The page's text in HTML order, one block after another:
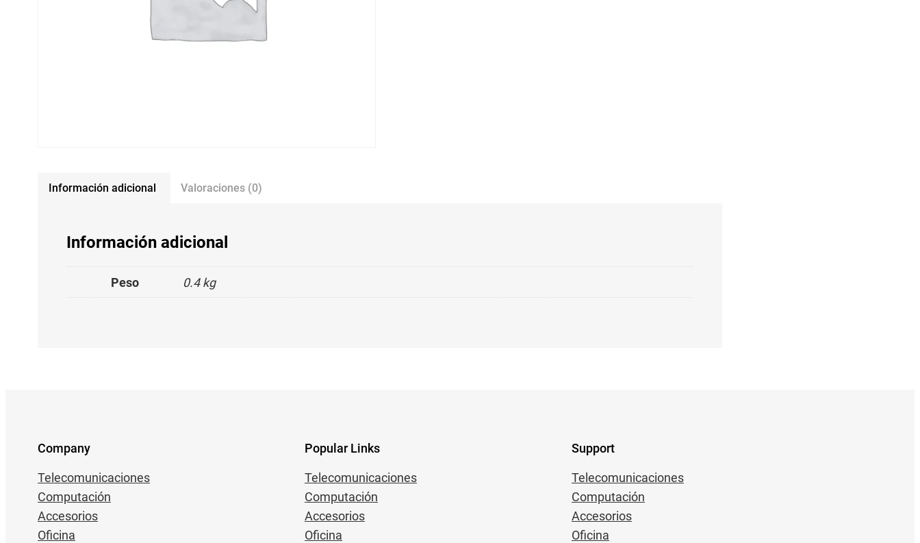
Información adicional Valoraciones (0)
Información adicional
Peso 0.4 kg
Company
Telecomunicaciones
Computación
Accesorios
Oficina
Popular Links
Telecomunicaciones
Computación
Accesorios
Oficina
Support
Telecomunicaciones
Computación
Accesorios
Oficina